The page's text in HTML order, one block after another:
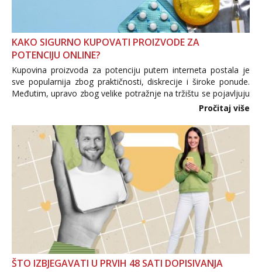
KAKO SIGURNO KUPOVATI PROIZVODE ZA
POTENCIJU ONLINE?
Kupovina proizvoda za potenciju putem interneta postala je
sve popularnija zbog praktičnosti, diskrecije i široke ponude.
Međutim, upravo zbog velike potražnje na tržištu se pojavljuju
i brojni krivotvoreni proizvodi, nepouzdane internetske
Pročitaj više
ŠTO IZBJEGAVATI U PRVIH 48 SATI DOPISIVANJA